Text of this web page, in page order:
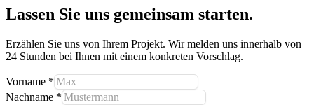
Lassen Sie uns gemeinsam starten.
Erzählen Sie uns von Ihrem Projekt. Wir melden uns innerhalb von
24 Stunden bei Ihnen mit einem konkreten Vorschlag.
Vorname *
Nachname *